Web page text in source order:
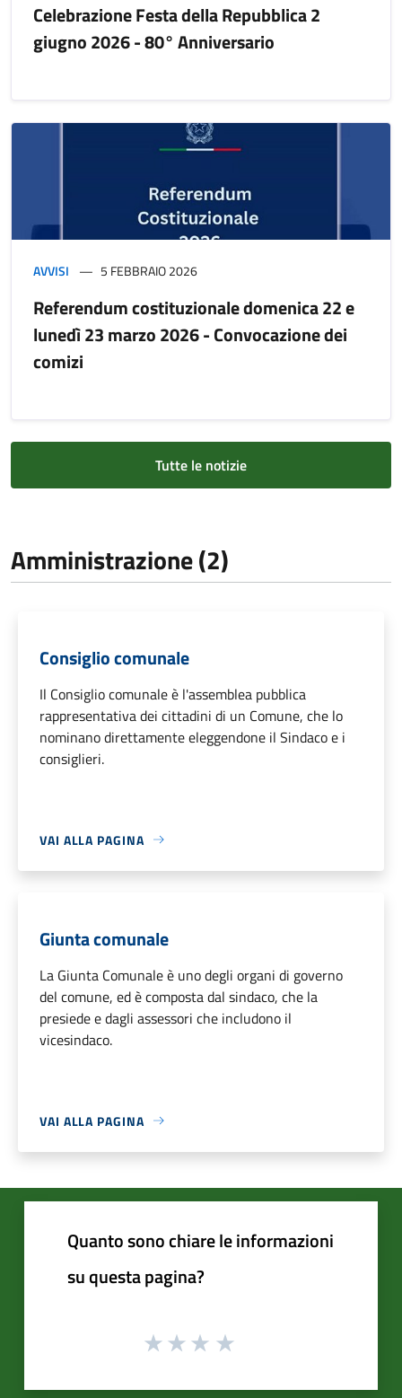
Celebrazione Festa della Repubblica 2
giugno 2026 - 80° Anniversario
AVVISI 5 FEBBRAIO 2026
Referendum costituzionale domenica 22 e
lunedì 23 marzo 2026 - Convocazione dei
comizi
Tutte le notizie
Amministrazione (2)
Consiglio comunale
Il Consiglio comunale è l'assemblea pubblica
rappresentativa dei cittadini di un Comune, che lo
nominano direttamente eleggendone il Sindaco e i
consiglieri.
VAI ALLA PAGINA
Giunta comunale
La Giunta Comunale è uno degli organi di governo
del comune, ed è composta dal sindaco, che la
presiede e dagli assessori che includono il
vicesindaco.
VAI ALLA PAGINA
Quanto sono chiare le informazioni
su questa pagina?